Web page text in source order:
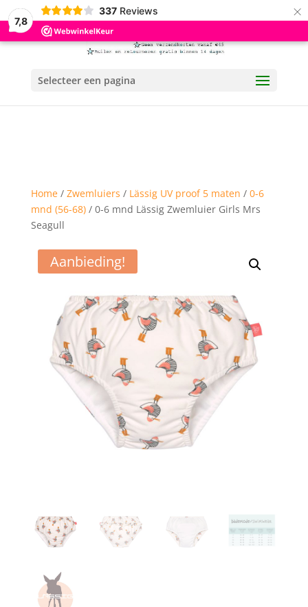
7,8
337 Reviews ×
Selecteer een pagina
Home/ Zwemluiers / Lässig UV proof 5 maten / 0-6
mnd (56-68)/ 0-6 mnd Lässig Zwemluier Girls Mrs
Seagull
Aanbieding!